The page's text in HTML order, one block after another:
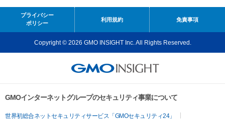
プライバシー
ポリシー
利用規約 免責事項
Copyright © 2026 GMO INSIGHT Inc. All Rights Reserved.
GMOインターネットグループのセキュリティ事業について
世界初総合ネットセキュリティサービス「GMOセキュリティ24」